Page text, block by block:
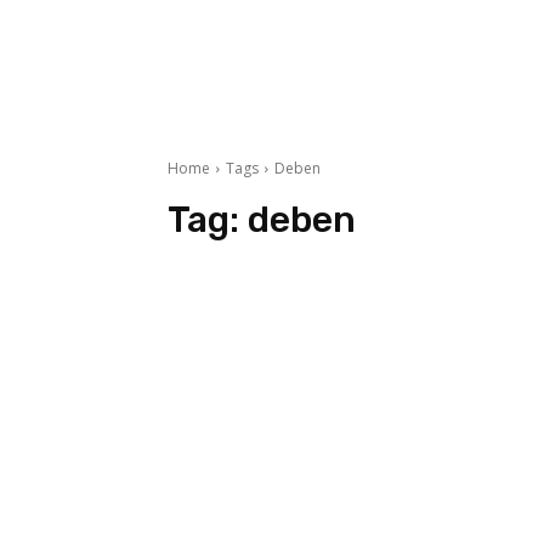
Home Tags Deben
Tag: deben